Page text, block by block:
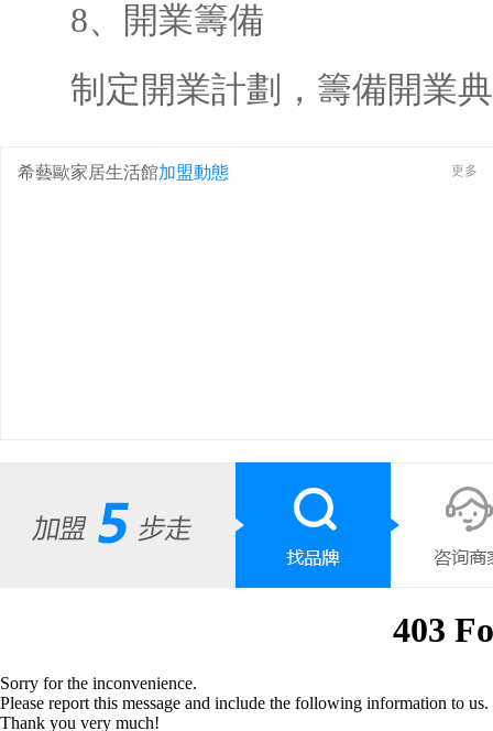
8、開業籌備
制定開業計劃，籌備開業典
希藝歐家居生活館加盟動態 更多